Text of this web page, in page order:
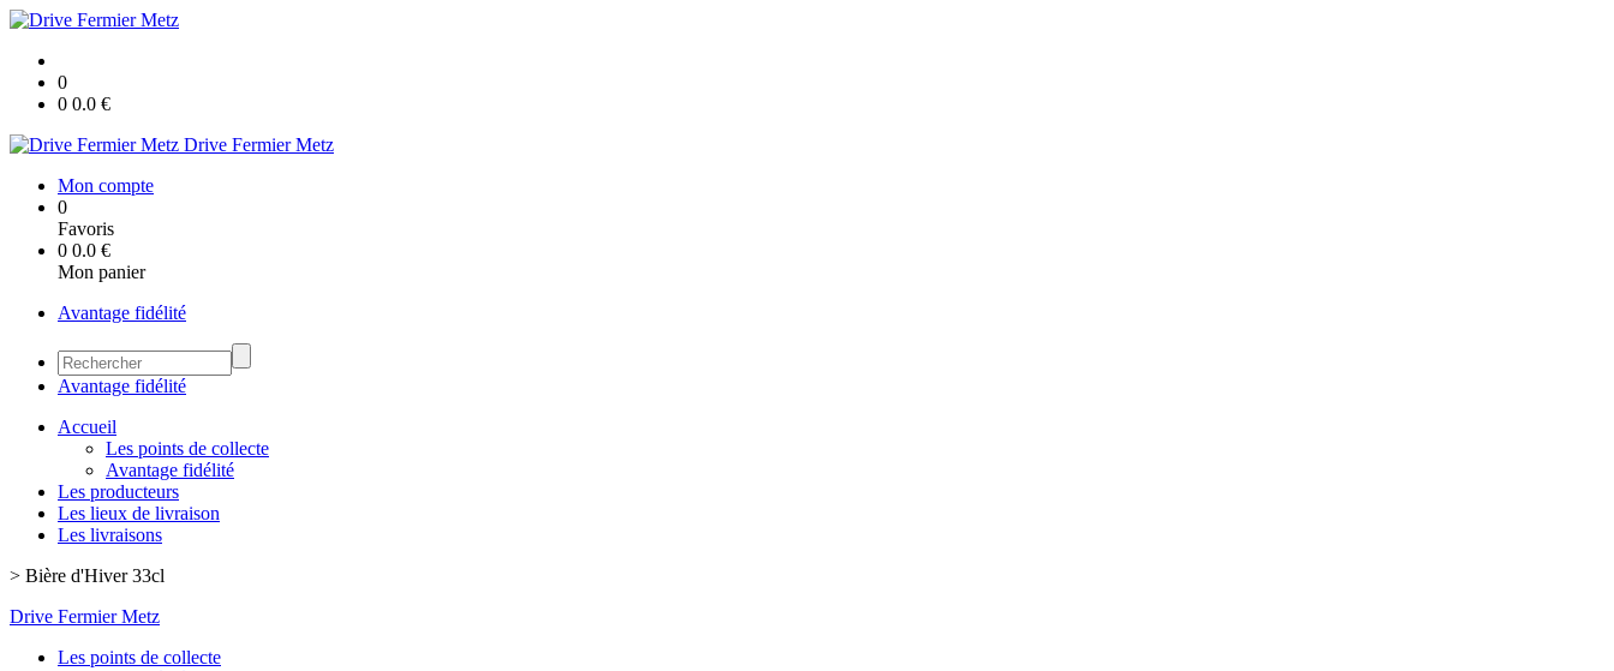
0
0 0.0 €
Drive Fermier Metz
Mon compte
0
Favoris
0 0.0 €
Mon panier
Avantage fidélité
Avantage fidélité
Accueil
Les points de collecte
Avantage fidélité
Les producteurs
Les lieux de livraison
Les livraisons
> Bière d'Hiver 33cl
Drive Fermier Metz
Les points de collecte